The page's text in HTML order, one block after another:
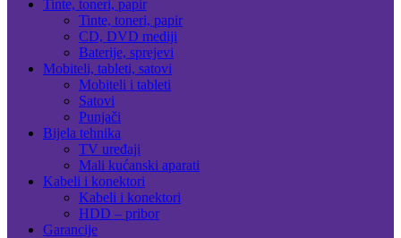
Tinte, toneri, papir
Tinte, toneri, papir
CD, DVD mediji
Baterije, sprejevi
Mobiteli, tableti, satovi
Mobiteli i tableti
Satovi
Punjači
Bijela tehnika
TV uređaji
Mali kućanski aparati
Kabeli i konektori
Kabeli i konektori
HDD – pribor
Garancije